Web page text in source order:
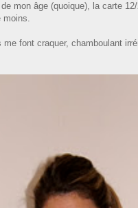
mon âge (quoique), la carte
moins.
font craquer, chamboulant